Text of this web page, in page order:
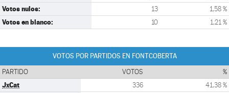
Votos nulos: 13 1,58 %
Votos en blanco: 10 1,21 %
VOTOS POR PARTIDOS EN FONTCOBERTA
PARTIDO VOTOS %
JxCat 336 41,38 %